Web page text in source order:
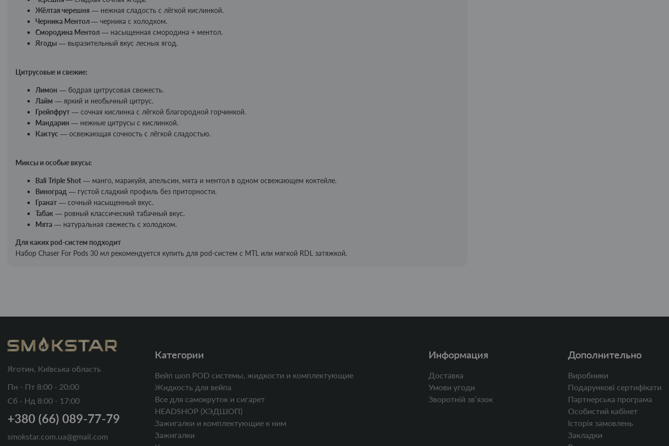
Жёлтая черешня — нежная сладость с лёгкой кислинкой.
Черника Ментол— черника с холодком.
Смородина Ментол — насыщенная смородина + ментол.
Ягоды — выразительный вкус лесных ягод.
Цитрусовые и свежие:
Лимон — бодрая цитрусовая свежесть.
Лайм — яркий и необычный цитрус.
Грейпфрут — сочная кислинка с лёгкой благородной горчинкой.
Мандарин — нежные цитрусы с кислинкой.
Кактус — освежающая сочность с лёгкой сладостью.
Миксы и особые вкусы:
Bali Triple Shot — манго, маракуйя, апельсин, мята и ментол в одном освежающем коктейле.
Виноград — густой сладкий профиль без приторности.
Гранат — сочный насыщенный вкус.
Табак — ровный классический табачный вкус.
Мята — натуральная свежесть с холодком.
Для каких pod-систем подходит
Набор Chaser For Pods 30 мл рекомендуется купить для pod-систем с MTL или мягкой RDL затяжкой.
Яготин, Київська область
Пн - Пт 8:00 - 20:00
Сб - Нд 8:00 - 17:00
+380 (66) 089-77-79
smokstar.com.ua@gmail.com
Категории
Вейп шоп POD системы, жидкости и комплектующие
Жидкость для вейпа
Все для самокруток и сигарет
HEADSHOP (ХЭДШОП)
Зажигалки и комплектующие к ним
Зажигалки
Информация
Доставка
Умови угоди
Зворотній звʼязок
Дополнительно
Виробники
Подарункові сертифікати
Партнерська програма
Особистий кабінет
Історія замовлень
Закладки